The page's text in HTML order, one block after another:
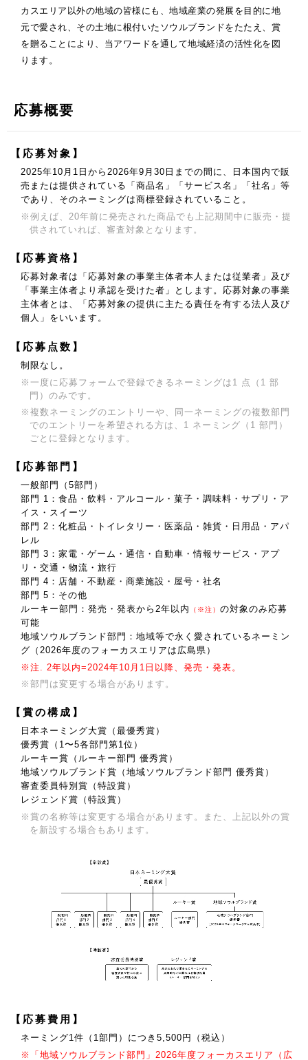
カスエリア以外の地域の皆様にも、地域産業の発展を目的に地
元で愛され、その土地に根付いたソウルブランドをたたえ、賞
を贈ることにより、当アワードを通して地域経済の活性化を図
ります。
応募概要
【応募対象】
2025年10月1日から2026年9月30日までの間に、日本国内で販
売または提供されている 「商品名」「サービス名」「社名」等
であり、そのネーミングは商標登録されていること。
※例えば、20年前に発売された商品でも上記期間中に販売・提
供されていれば、審査対象となります。
【応募資格】
応募対象者は「応募対象の事業主体者本人または従業者」及び
「事業主体者より承認を受けた者」とします。 応募対象の事業
主体者とは、「応募対象の提供に主たる責任を有する法人及び
個人」をいいます。
【応募点数】
制限なし。
※一度に応募フォームで登録できるネーミングは1 点（1 部
門）のみです。
※複数ネーミングのエントリーや、同一ネーミングの複数部門
でのエントリーを希望される方は、 1 ネーミング（1 部門）
ごとに登録となります。
【応募部門】
一般部門（5部門）
部門 1：食品・飲料・アルコール・菓子・調味料・サプリ・ア
イス・スイーツ
部門 2：化粧品・トイレタリー・医薬品・雑貨・日用品・アパ
レル
部門 3：家電・ゲーム・通信・自動車・情報サービス・アプ
リ・交通・物流・旅行
部門 4：店舗・不動産・商業施設・屋号・社名
部門 5：その他
ルーキー部門：発売・発表から2年以内
（※注） の対象のみ応募
可能
地域ソウルブランド部門：地域等で永く愛されているネーミン
グ（2026年度のフォーカスエリアは広島県）
※注. 2年以内=2024年10月1日以降、発売・発表。
※部門は変更する場合があります。
【賞の構成】
日本ネーミング大賞（最優秀賞）
優秀賞（1〜5各部門第1位）
ルーキー賞（ルーキー部門 優秀賞）
地域ソウルブランド賞（地域ソウルブランド部門 優秀賞）
審査委員特別賞（特設賞）
レジェンド賞（特設賞）
※賞の名称等は変更する場合があります。また、上記以外の賞
を新設する場合もあります。
【応募費用】
ネーミング1件（1部門）につき5,500円（税込）
※「地域ソウルブランド部門」2026年度フォーカスエリア（広